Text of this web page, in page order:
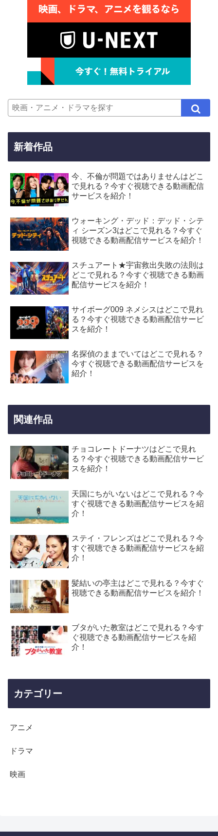
新着作品
今、不倫が問題ではありませんはどこ
で見れる？今すぐ視聴できる動画配信
サービスを紹介！
ウォーキング・デッド：デッド・シテ
ィ シーズン3はどこで見れる？今すぐ
視聴できる動画配信サービスを紹介！
スチュアート★宇宙救出失敗の法則は
どこで見れる？今すぐ視聴できる動画
配信サービスを紹介！
サイボーグ009 ネメシスはどこで見れ
る？今すぐ視聴できる動画配信サービ
スを紹介！
名探偵のままでいてはどこで見れる？
今すぐ視聴できる動画配信サービスを
紹介！
関連作品
チョコレートドーナツはどこで見れ
る？今すぐ視聴できる動画配信サービ
スを紹介！
天国にちがいないはどこで見れる？今
すぐ視聴できる動画配信サービスを紹
介！
ステイ・フレンズはどこで見れる？今
すぐ視聴できる動画配信サービスを紹
介！
髪結いの亭主はどこで見れる？今すぐ
視聴できる動画配信サービスを紹介！
ブタがいた教室はどこで見れる？今す
ぐ視聴できる動画配信サービスを紹
介！
カテゴリー
アニメ
ドラマ
映画